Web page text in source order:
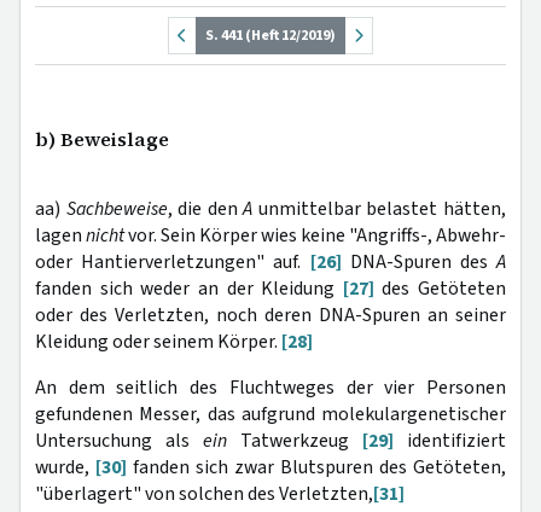
S. 441 (Heft 12/2019)
b) Beweislage
aa) Sachbeweise, die denA unmittelbar belastet hätten,
lagennichtvor. Sein Körper wies keine "Angriffs-, Abwehr-
oder Hantierverletzungen" auf. [26] DNA-Spuren desA
fanden sich weder an der Kleidung [27] des Getöteten
oder des Verletzten, noch deren DNA-Spuren an seiner
Kleidung oder seinem Körper. [28]
An dem seitlich des Fluchtweges der vier Personen
gefundenen Messer, das aufgrund molekulargenetischer
Untersuchung als ein Tatwerkzeug [29] identifiziert
wurde, [30] fanden sich zwar Blutspuren des Getöteten,
"überlagert" von solchen des Verletzten,[31]